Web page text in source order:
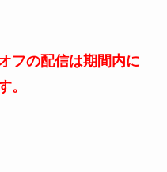
フの配信は期間内に
。